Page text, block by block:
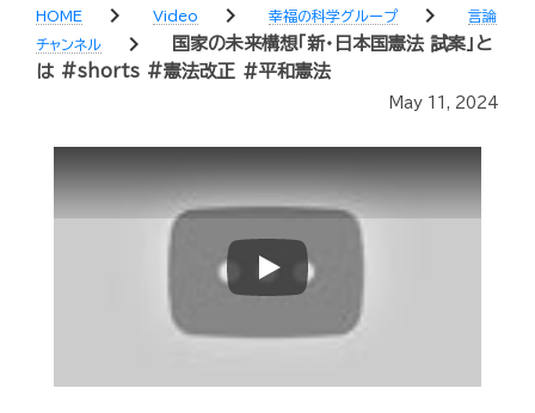
HOME chevron_right Video chevron_right 幸福の科学グループ chevron_right
言論
チャンネル
chevron_right
国家の未来構想「新・日本国憲法 試案」と
は #shorts #憲法改正 ＃平和憲法
May 11, 2024
Play